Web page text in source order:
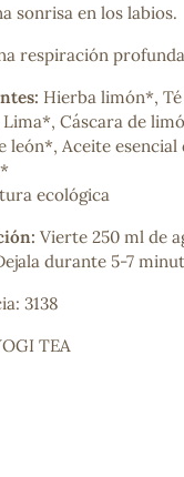
sonrisa en los labios.
respiración
Hierba limón*,
Lima*, Cáscara de
león*, Aceite
ecológica
Vierte 250 ml de
durante 5-7
3138
TEA